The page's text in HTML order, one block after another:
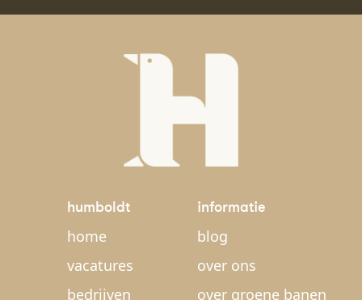
humboldt
home
vacatures
bedrijven
informatie
blog
over ons
over groene banen